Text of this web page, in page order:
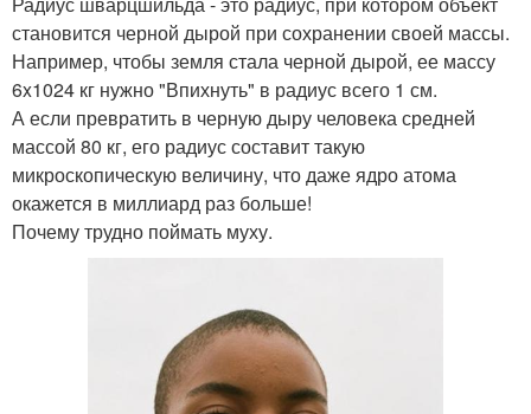
становится черной дырой при сохранении своей массы.
Например, чтобы земля стала черной дырой, ее массу
6x1024 кг нужно "Впихнуть" в радиус всего 1 см.
А если превратить в черную дыру человека средней
массой 80 кг, его радиус составит такую
микроскопическую величину, что даже ядро атома
окажется в миллиард раз больше!
Почему трудно поймать муху.